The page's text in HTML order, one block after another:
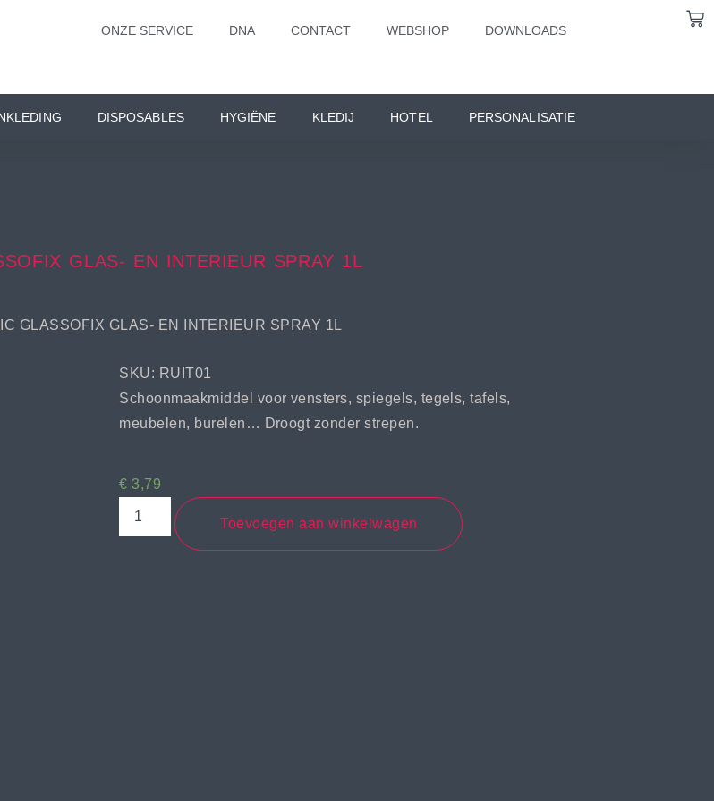
ONZE SERVICE DNA CONTACT WEBSHOP DOWNLOADS
DISPOSABLES HYGIËNE KLEDIJ HOTEL PERSONALISATIE
GLAS- EN INTERIEUR SPRAY 1L
GLASSOFIX GLAS- EN INTERIEUR SPRAY 1L
SKU: RUIT01
Schoonmaakmiddel voor vensters, spiegels, tegels, tafels,
meubelen, burelen… Droogt zonder strepen.
€ 3,79
Toevoegen aan winkelwagen